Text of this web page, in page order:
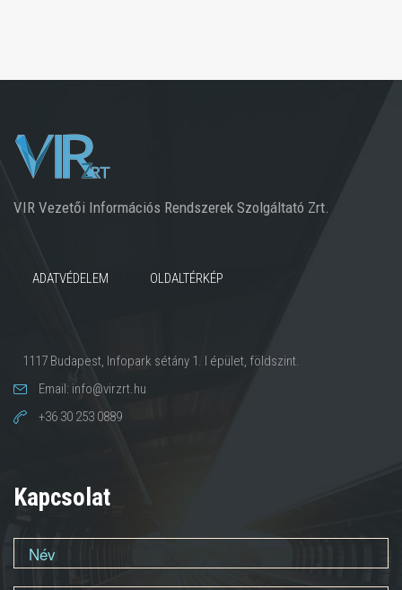
VIR Vezetői Információs Rendszerek Szolgáltató Zrt.
ADATVÉDELEM OLDALTÉRKÉP
1117 Budapest, Infopark sétány 1. I épület, földszint.
Email: info@virzrt.hu
+36 30 253 0889
Kapcsolat